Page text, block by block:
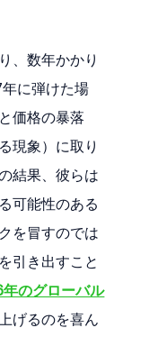
、数年かかり
に弾けた場
価格の暴落
現象）に取り
結果、彼らは
可能性のある
を冒すのでは
引き出すこと
のグローバル
げるのを喜ん